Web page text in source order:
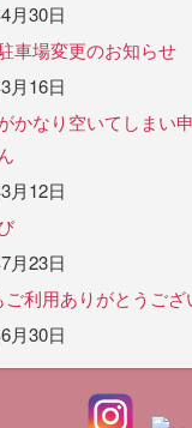
月30日
車場変更のお知らせ
月16日
かなり空いてしまい
月12日
月23日
ご利用ありがとうござ
月30日